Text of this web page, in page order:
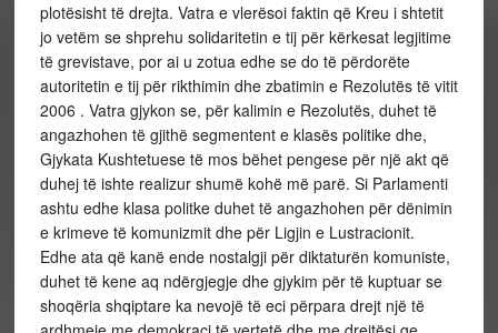
plotësisht të drejta. Vatra e vlerësoi faktin që Kreu i shtetit
jo vetëm se shprehu solidaritetin e tij për kërkesat legjitime
të grevistave, por ai u zotua edhe se do të përdorëte
autoritetin e tij për rikthimin dhe zbatimin e Rezolutës të vitit
2006 . Vatra gjykon se, për kalimin e Rezolutës, duhet të
angazhohen të gjithë segmentent e klasës politike dhe,
Gjykata Kushtetuese të mos bëhet pengese për një akt që
duhej të ishte realizur shumë kohë më parë. Si Parlamenti
ashtu edhe klasa politke duhet të angazhohen për dënimin
e krimeve të komunizmit dhe për Ligjin e Lustracionit.
Edhe ata që kanë ende nostalgji për diktaturën komuniste,
duhet të kene aq ndërgjegje dhe gjykim për të kuptuar se
shoqëria shqiptare ka nevojë të eci përpara drejt një të